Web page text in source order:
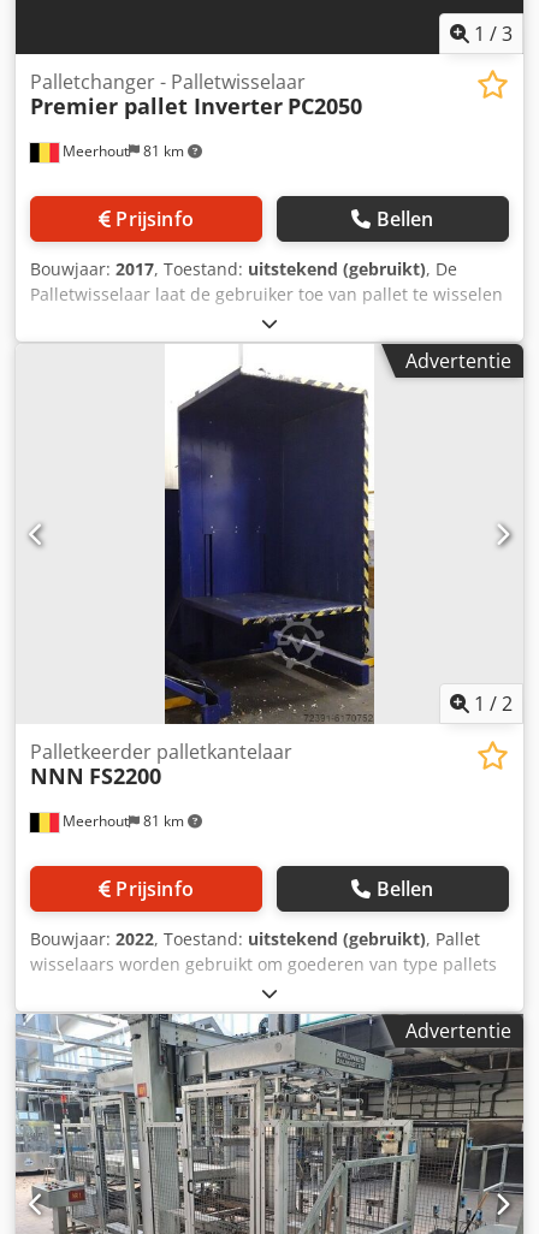
palletomsnoering, pallettransport, pallet aan- en afvoer
Dodpfxjzizwaj Aiaekr
1 /3
Meerhout 81 km
Palletchanger - Palletwisselaar
Premier pallet Inverter PC2050
Prijsinfo Bellen
Bouwjaar: 2017, Toestand: uitstekend (gebruikt), De
Palletwisselaar laat de gebruiker toe van pallet te wisselen
zonder dat men de pallets met de hand hoeft te
manipuleren. Gedurende de laatste tien jaar heeft Premier
dit toestel steeds verder ontwikkeld en verbeterd wat
resulteerde in een machine welke de gebruiker toelaat op
een ERGONOMISCH verantwoorde manier de pallets onder
een lading te wisselen. Kan beladen pallets met een
hoogte tot 2050mm aan met een gewicht tot 1500kg Aan de
grond bevestigde fotocellen voor de veiligheid. Kan alle
conventionele pallets behandelen. Dodpfxsp Am Shs Aiajkr
Advertentie
1 /2
Meerhout 81 km
Palletkeerder palletkantelaar
NNN FS2200
Prijsinfo Bellen
Bouwjaar: 2022, Toestand: uitstekend (gebruikt), Pallet
wisselaars worden gebruikt om goederen van type pallets
te verwisselen. Dkedpog Rmfajfx Aiasr Goederen
overzetten van houten, naar plastiek pallets, van
europallets naar chep pallets of van europallets op
dusseldorf pallets. Alle ladingen kunnen overgezet worden
bvb. , zakken, big bags, kartonnen dozen, flessen etc. Type
FS Goede conditie Capaciteit : 2000 kg Laadtafels : 1200 *
1200 mm Max. opening : 2200 mm Elektrische bediening
Advertentie